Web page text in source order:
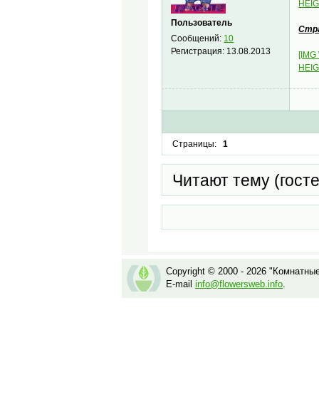
Пользователь
Сообщений: 10
Регистрация: 13.08.2013
Страницы: 1
Читают тему
Copyright © 2000 - 2026
E-mail info@flowersweb.info.